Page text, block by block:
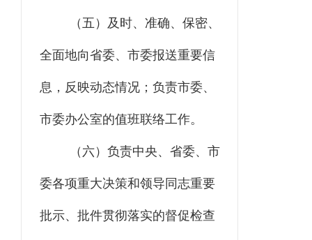
（五）及时、准确、保密、
全面地向省委、市委报送重要信
息，反映动态情况；负责市委、
市委办公室的值班联络工作。
（六）负责中央、省委、市
委各项重大决策和领导同志重要
批示、批件贯彻落实的督促检查